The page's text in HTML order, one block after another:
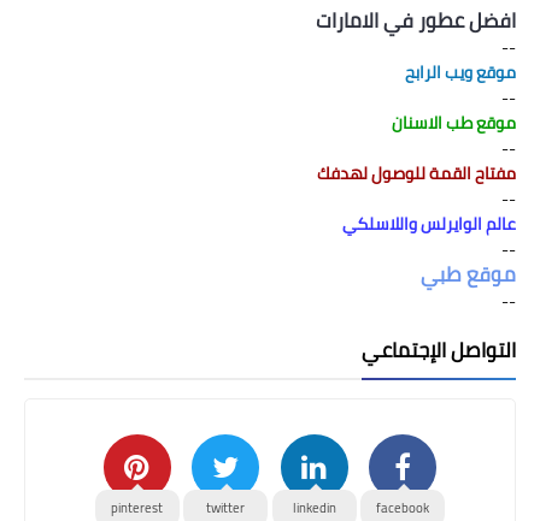
افضل عطور في الامارات
--
موقع ويب الرابح
--
موقع طب الاسنان
--
مفتاح القمة للوصول لهدفك
--
عالم الوايرلس واللاسلكي
--
موقع طبي
--
التواصل الإجتماعي
facebook
linkedin
twitter
pinterest